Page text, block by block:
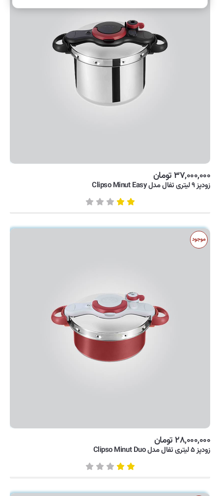
۳۷,۰۰۰,۰۰۰ تومان
زودپز ۹ لیتری تفال مدل Clipso Minut Easy
موجود
۲۸,۰۰۰,۰۰۰ تومان
زودپز ۵ لیتری تفال مدل Clipso Minut Duo